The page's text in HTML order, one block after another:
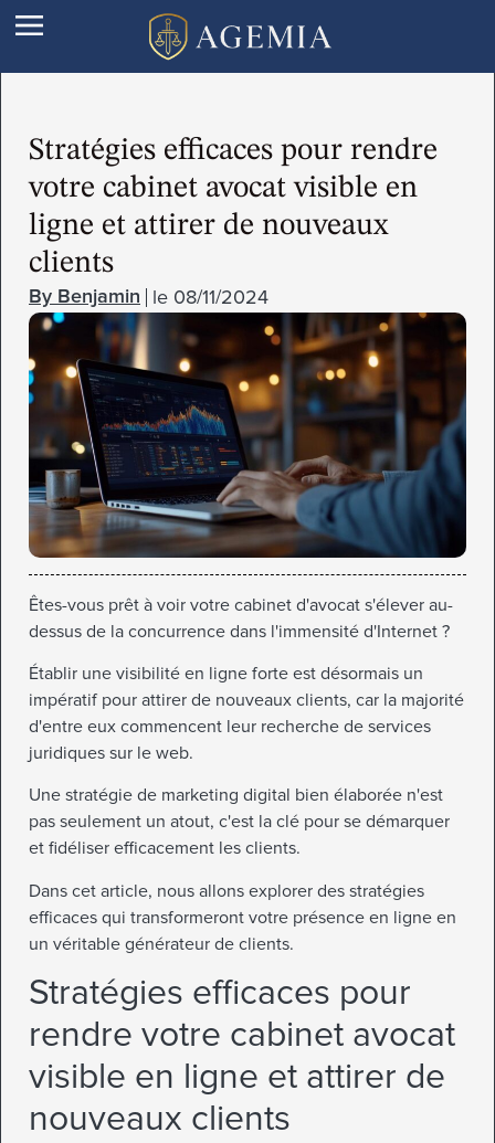
Stratégies efficaces pour rendre
votre cabinet avocat visible en
ligne et attirer de nouveaux
clients
Benjamin le 08/11/2024
Êtes-vous prêt à voir votre cabinet d'avocat s'élever au-
dessus de la concurrence dans l'immensité d'Internet ?
Établir une visibilité en ligne forte est désormais un
impératif pour attirer de nouveaux clients, car la majorité
d'entre eux commencent leur recherche de services
juridiques sur le web.
Une stratégie de marketing digital bien élaborée n'est
pas seulement un atout, c'est la clé pour se démarquer
et fidéliser efficacement les clients.
Dans cet article, nous allons explorer des stratégies
efficaces qui transformeront votre présence en ligne en
un véritable générateur de clients.
Stratégies efficaces pour
rendre votre cabinet avocat
visible en ligne et attirer de
nouveaux clients